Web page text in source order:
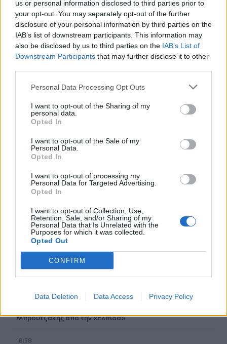
us or personal information disclosed to third parties prior to
your opt-out. You may separately opt-out of the further
disclosure of your personal information by third parties on the
IAB’s list of downstream participants. This information may
also be disclosed by us to third parties on the IAB’s List of
Downstream Participants that may further disclose it to other
Personal Data Processing Opt Outs
I want to opt-out of the Sharing of my
personal data.
Opted In
I want to opt-out of the Sale of my
Personal Data.
Opted In
I want to opt-out of processing my
Personal Data for Targeted Advertising.
Opted In
I want to opt-out of Collection, Use,
Retention, Sale, and/or Sharing of my
Personal Data that Is Unrelated with the
Purposes for which it was collected.
Opted Out
CONFIRM
Data Deletion Data Access Privacy Policy
Ροή ειδήσεων Δημοφιλή
19:48
Εξαρθρώθηκε ομάδα που διακινούσε ναρκωτικά στην
Αθήνα και στην περιοχή της Πανεπιστημιούπολης
Ζωγράφου
Στέγνωσαν οι βρύσες σε Μαραθίτη και Βασιλειές
19:23
Συνελήφθη 49χρονος, βασικό μέλος της εγκληματικής
οργάνωσης του «Έντικ»
Το Φεστιβάλ Κινηματογράφου Χανίων παρουσιάζει τις
καλοκαιρινές του εκθέσεις
19:04
Καύσωνας και καρδιοπαθείς: Οδηγός προστασίας από
Μπρουτζάκης από την «Ελπίδα»
18:58